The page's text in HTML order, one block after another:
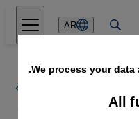
AR
We process your
All